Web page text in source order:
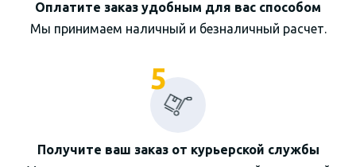
Оплатите заказ удобным для вас способом
Мы принимаем наличный и безналичный расчет.
5
Получите ваш заказ от курьерской службы